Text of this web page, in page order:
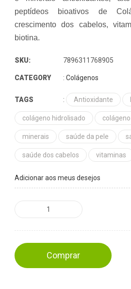
peptídeos bioativos de
crescimento dos cabelos,
biotina.
SKU: 7896311768905
CATEGORY : Colágenos
TAGS : Antioxidante
colágeno hidrolisado colágeno
minerais saúde da pele
saúde dos cabelos vitaminas
Adicionar aos meus desejos
Comprar